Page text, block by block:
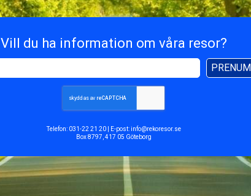
Vill du ha information om våra resor?
Telefon: 031-22 21 20| E-post:info@rekoresor.se
Box 8797, 417 05 Göteborg